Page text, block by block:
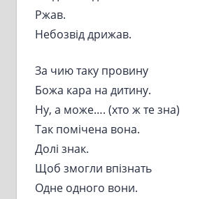
Ржав.
Небозвід дрижав.
За чию таку провину
Божа кара на дитину.
Ну, а може…. (хто ж те зна)
Так помічена вона.
Долі знак.
Щоб змогли впізнать
Одне одного вони.